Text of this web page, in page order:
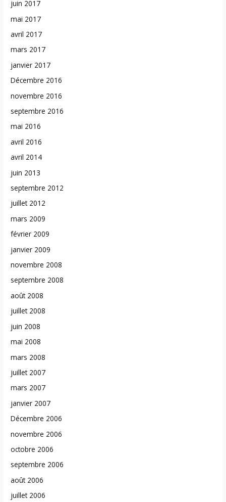
juin 2017
mai 2017
avril 2017
mars 2017
janvier 2017
Décembre 2016
novembre 2016
septembre 2016
mai 2016
avril 2016
avril 2014
juin 2013
septembre 2012
juillet 2012
mars 2009
février 2009
janvier 2009
novembre 2008
septembre 2008
août 2008
juillet 2008
juin 2008
mai 2008
mars 2008
juillet 2007
mars 2007
janvier 2007
Décembre 2006
novembre 2006
octobre 2006
septembre 2006
août 2006
juillet 2006